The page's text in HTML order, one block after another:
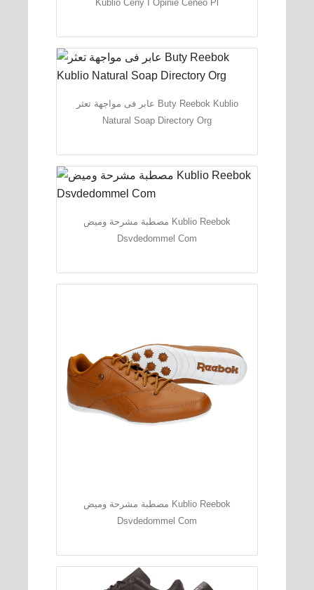
Kublio Ceny I Opinie Ceneo Pl
عابر فى مواجهة تعثر Buty Reebok Kublio
Natural Soap Directory Org
مصطبة مشرحة وميض Kublio Reebok
Dsvdedommel Com
مصطبة مشرحة وميض Kublio Reebok
Dsvdedommel Com